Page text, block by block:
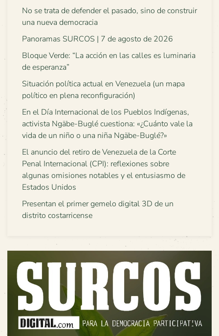
No se trata de defender el pasado, sino de construir
una nueva democracia
Panoramas SURCOS | 7 de agosto de 2026
Bloque Verde: “La acción en las calles es luminaria
de esperanza”
Situación política actual en Venezuela (un mapa
político en plena reconfiguración)
En el Día Internacional de los Pueblos Indígenas,
activista Ngäbe-Buglé cuestiona: «¿Cuánto vale la
vida de un niño o una niña Ngäbe-Buglé?»
El anuncio del retiro de Venezuela de la Corte
Penal Internacional (CPI): reflexiones sobre
algunas omisiones notables y el entusiasmo de
Estados Unidos
Presentan el primer gemelo digital 3D de un
distrito costarricense